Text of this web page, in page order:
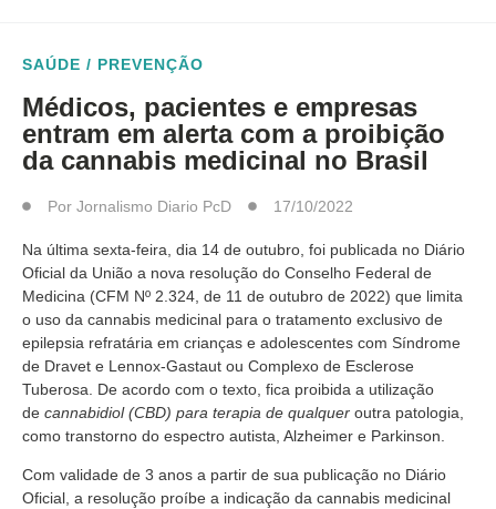
SAÚDE / PREVENÇÃO
Médicos, pacientes e empresas
entram em alerta com a proibição
da cannabis medicinal no Brasil
Por Jornalismo Diario PcD 17/10/2022
Na última sexta-feira, dia 14 de outubro, foi publicada no Diário
Oficial da União a nova resolução do Conselho Federal de
Medicina (CFM Nº 2.324, de 11 de outubro de 2022) que limita
o uso da cannabis medicinal para o tratamento exclusivo de
epilepsia refratária em crianças e adolescentes com Síndrome
de Dravet e Lennox-Gastaut ou Complexo de Esclerose
Tuberosa. De acordo com o texto, fica proibida a utilização
de cannabidiol (CBD) para terapia de qualquer outra patologia,
como transtorno do espectro autista, Alzheimer e Parkinson.
Com validade de 3 anos a partir de sua publicação no Diário
Oficial, a resolução proíbe a indicação da cannabis medicinal